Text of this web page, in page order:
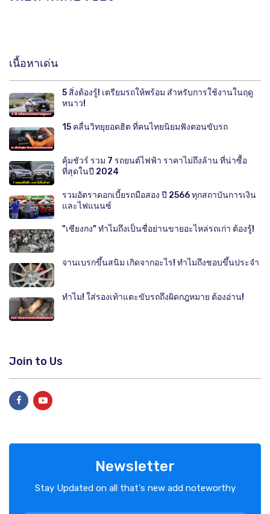
เนื้อหาเด่น
5 สิ่งต้องรู้! เตรียมรถให้พร้อม สำหรับการใช้งานในฤดู
หนาว!
15 คลื่นวิทยุยอดฮิต ที่คนไทยนิยมฟังตอนขับรถ
คุ้มชัวร์ รวม 7 รถยนต์ไฟฟ้า ราคาไม่ถึงล้าน ที่น่าซื้อ
ที่สุดในปี 2024
รวมอัตราดอกเบี้ยรถมือสอง ปี 2566 ทุกสถาบันการเงิน
และไฟแนนซ์
"เซียงกง" ทำไมถึงเป็นชื่อย่านขายอะไหล่รถเก่า ต้องรู้!
จานเบรกขึ้นสนิม เกิดจากอะไร! ทำไมถึงชอบขึ้นประจำ
ทำไม! ใส่รองเท้าแตะขับรถถึงผิดกฎหมาย ต้องอ่าน!
Join to Us
Newsletter
Stay Updated on all that's new add noteworthy